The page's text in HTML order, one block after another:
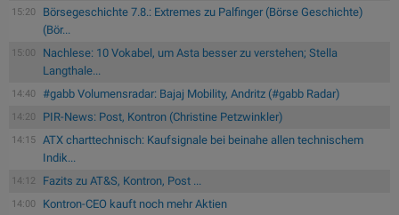
15:20
Börsegeschichte 7.8.: Extremes zu Palfinger (Börse Geschichte)
(Bör...
15:00
Nachlese: 10 Vokabel, um Asta besser zu verstehen; Stella
Langthale...
14:40 #gabb Volumensradar: Bajaj Mobility, Andritz (#gabb Radar)
14:20 PIR-News: Post, Kontron (Christine Petzwinkler)
14:15
ATX charttechnisch: Kaufsignale bei beinahe allen technischem
Indik...
14:12 Fazits zu AT&S, Kontron, Post ...
14:00 Kontron-CEO kauft noch mehr Aktien